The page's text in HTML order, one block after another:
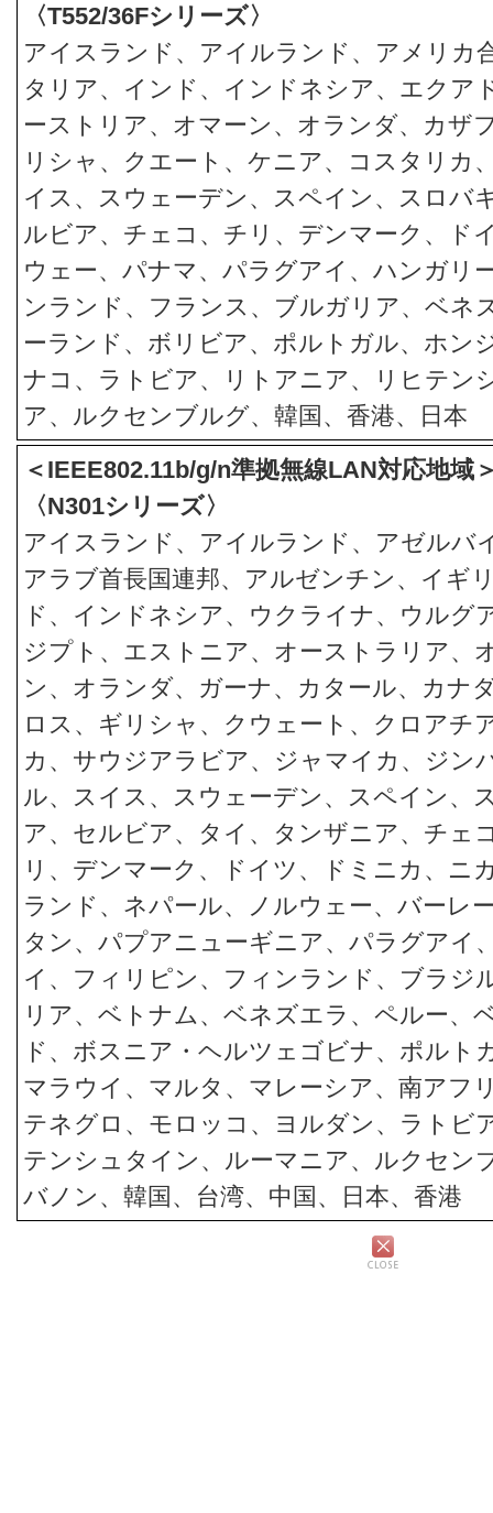
〈T552/36Fシリーズ〉
アイスランド、アイルランド、アメリカ
タリア、インド、インドネシア、エクア
ーストリア、オマーン、オランダ、カザ
リシャ、クエート、ケニア、コスタリカ
イス、スウェーデン、スペイン、スロバ
ルビア、チェコ、チリ、デンマーク、ド
ウェー、パナマ、パラグアイ、ハンガリ
ンランド、フランス、ブルガリア、ベネ
ーランド、ボリビア、ポルトガル、ホン
ナコ、ラトビア、リトアニア、リヒテン
ア、ルクセンブルグ、韓国、香港、日本
＜IEEE802.11b/g/n準拠無線LAN対応地
〈N301シリーズ〉
アイスランド、アイルランド、アゼルバ
アラブ首長国連邦、アルゼンチン、イギ
ド、インドネシア、ウクライナ、ウルグ
ジプト、エストニア、オーストラリア、
ン、オランダ、ガーナ、カタール、カナ
ロス、ギリシャ、クウェート、クロアチ
カ、サウジアラビア、ジャマイカ、ジン
ル、スイス、スウェーデン、スペイン、
ア、セルビア、タイ、タンザニア、チェ
リ、デンマーク、ドイツ、ドミニカ、ニ
ランド、ネパール、ノルウェー、バーレ
タン、パプアニューギニア、パラグアイ
イ、フィリピン、フィンランド、ブラジ
リア、ベトナム、ベネズエラ、ペルー、
ド、ボスニア・ヘルツェゴビナ、ポルト
マラウイ、マルタ、マレーシア、南アフ
テネグロ、モロッコ、ヨルダン、ラトビ
テンシュタイン、ルーマニア、ルクセン
バノン、韓国、台湾、中国、日本、香港